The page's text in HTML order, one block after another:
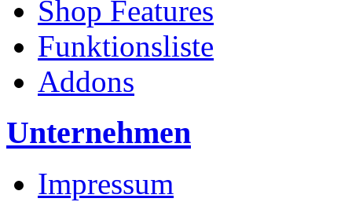
Shop Features
Funktionsliste
Addons
Unternehmen
Impressum